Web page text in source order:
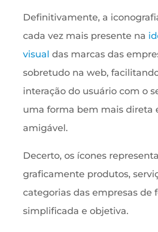
Definitivamente, a
cada vez mais presente na
visual das marcas das
sobretudo na web,
interação do usuário com o
uma forma bem mais direta
amigável.
Decerto, os ícones
graficamente produtos,
categorias das empresas de
simplificada e objetiva.